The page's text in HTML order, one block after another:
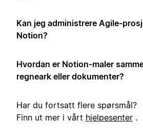
Kan jeg administrere Agile-
Notion?
Hvordan er Notion-maler
regneark eller dokumenter?
Har du fortsatt flere spørsmål?
Finn ut mer i vårt hjelpesenter .